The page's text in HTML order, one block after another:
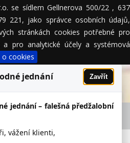
se sídlem Gellnerova 500/22 , 637
221, jako správce osobních údajů,
stránkách cookies potřebné pro
a pro analytické účely a systémová
cookies
detail
jednání Zavřít
jednání – falešná předžalobní
vážení klienti,